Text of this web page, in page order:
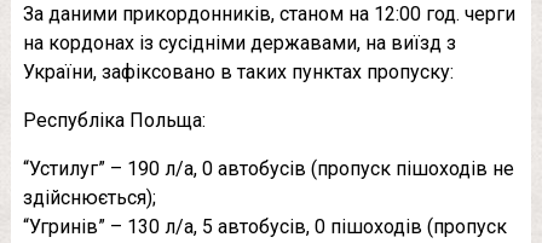
За даними прикордонників, станом на 12:00 год. черги
на кордонах із сусідніми державами, на виїзд з
України, зафіксовано в таких пунктах пропуску:
Республіка Польща:
“Устилуг” – 190 л/а, 0 автобусів (пропуск пішоходів не
здійснюється);
“Угринів” – 130 л/а, 5 автобусів, 0 пішоходів (пропуск